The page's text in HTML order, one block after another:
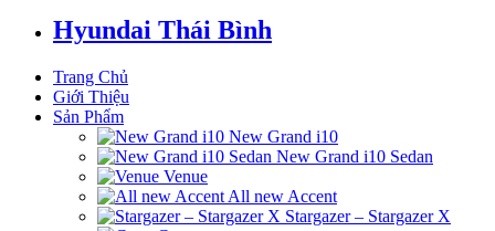
Hyundai Thái Bình
Trang Chủ
Giới Thiệu
Sản Phẩm
New Grand i10
New Grand i10 Sedan
Venue
All new Accent
Stargazer – Stargazer X